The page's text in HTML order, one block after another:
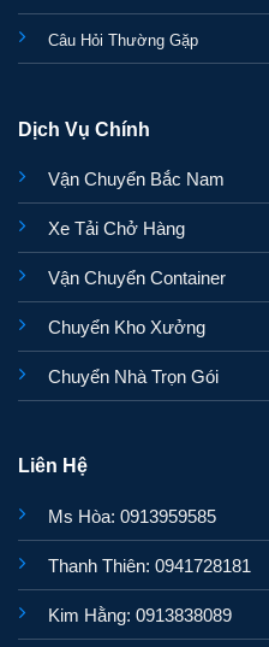
Câu Hỏi Thường Gặp
Dịch Vụ Chính
Vận Chuyển Bắc Nam
Xe Tải Chở Hàng
Vận Chuyển Container
Chuyển Kho Xưởng
Chuyển Nhà Trọn Gói
Liên Hệ
Ms Hòa: 0913959585
Thanh Thiên: 0941728181
Kim Hằng: 0913838089